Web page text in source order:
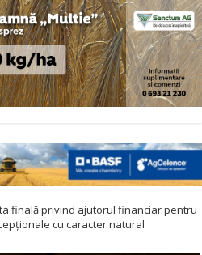
finală privind ajutorul financiar pentru
cu caracter natural